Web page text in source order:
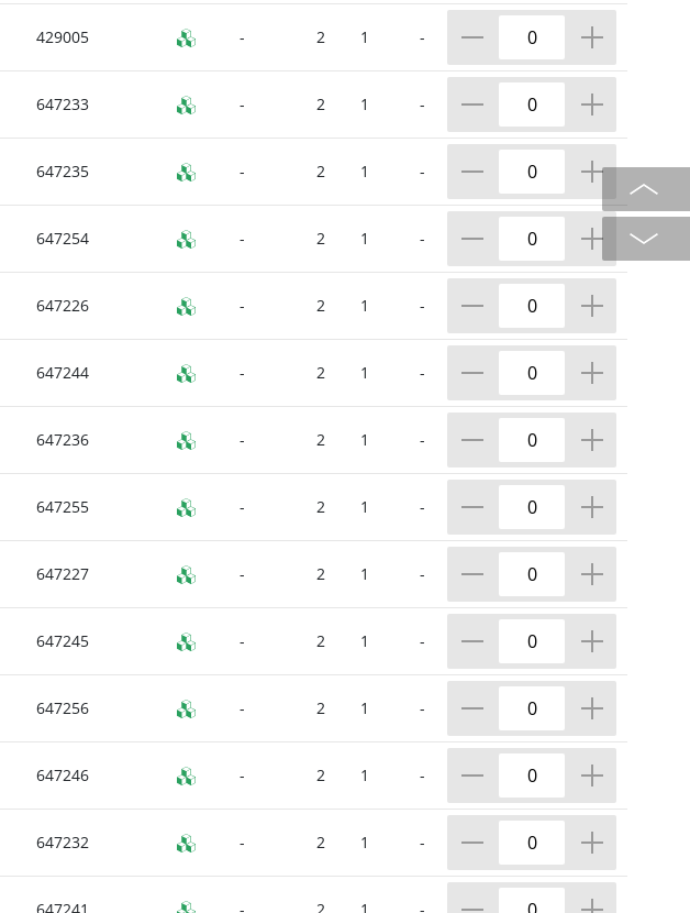
429005 - 2 1 -
647233 - 2 1 -
647235 - 2 1 -
647254 - 2 1 -
647226 - 2 1 -
647244 - 2 1 -
647236 - 2 1 -
647255 - 2 1 -
647227 - 2 1 -
647245 - 2 1 -
647256 - 2 1 -
647246 - 2 1 -
647232 - 2 1 -